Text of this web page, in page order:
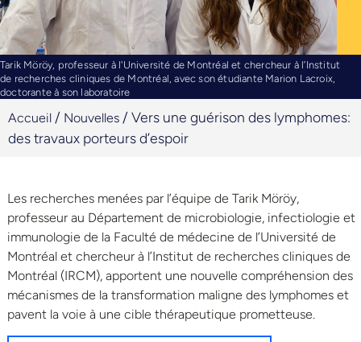
Tarik Möröy, professeur à l'Université de Montréal et chercheur à l’Institut
de recherches cliniques de Montréal, avec son étudiante Marion Lacroix,
doctorante à son laboratoire
Accueil / Nouvelles / Vers une guérison des lymphomes:
des travaux porteurs d’espoir
Les recherches menées par l’équipe de Tarik Möröy,
professeur au Département de microbiologie, infectiologie et
immunologie de la Faculté de médecine de l’Université de
Montréal et chercheur à l’Institut de recherches cliniques de
Montréal (IRCM), apportent une nouvelle compréhension des
mécanismes de la transformation maligne des lymphomes et
pavent la voie à une cible thérapeutique prometteuse.